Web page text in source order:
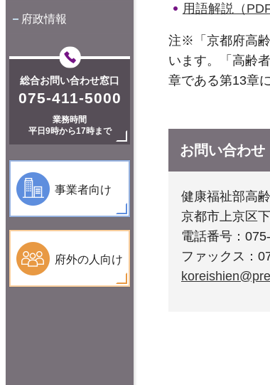
府政情報
総合お問い合わせ窓口
075-411-5000
業務時間
平日9時から17時まで
事業者向け
府外の人向け
用語解説（
注※「京都府高
います。「高齢
章である第13章
お問い合わせ
健康福祉部高
京都市上京区
電話番号：
ファックス：